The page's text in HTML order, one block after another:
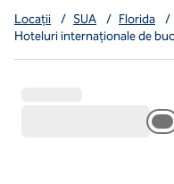
Locații / SUA / Florida /
Hoteluri internaționale de